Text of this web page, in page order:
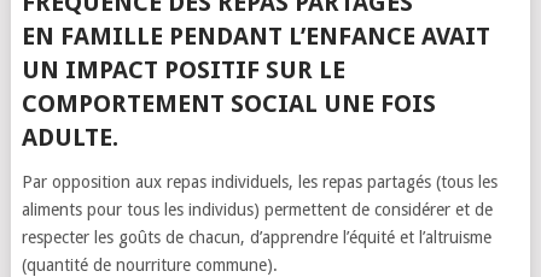
EN FAMILLE PENDANT L’ENFANCE AVAIT
UN IMPACT POSITIF SUR LE
COMPORTEMENT SOCIAL UNE FOIS
ADULTE.
Par opposition aux repas individuels, les repas partagés (tous les
aliments pour tous les individus) permettent de considérer et de
respecter les goûts de chacun, d’apprendre l’équité et l’altruisme
(quantité de nourriture commune).